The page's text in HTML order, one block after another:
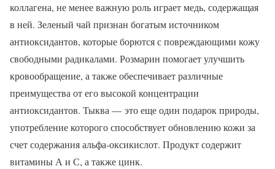
коллагена, не менее важную роль играет медь, содержащая
в ней. Зеленый чай признан богатым источником
антиоксидантов, которые борются с повреждающими кожу
свободными радикалами. Розмарин помогает улучшить
кровообращение, а также обеспечивает различные
преимущества от его высокой концентрации
антиоксидантов. Тыква — это еще один подарок природы,
употребление которого способствует обновлению кожи за
счет содержания альфа-оксикислот. Продукт содержит
витамины А и С, а также цинк.